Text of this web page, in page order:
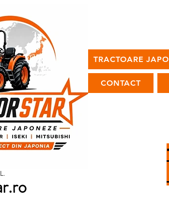
TRACTOARE
CONTACT